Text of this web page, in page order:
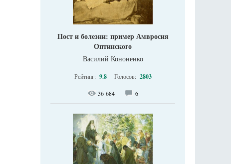
Пост и болезни: пример Амвросия
Оптинского
Василий Кононенко
Рейтинг: 9.8 Голосов: 2803
36 684 6